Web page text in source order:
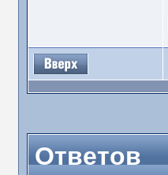
Ответов